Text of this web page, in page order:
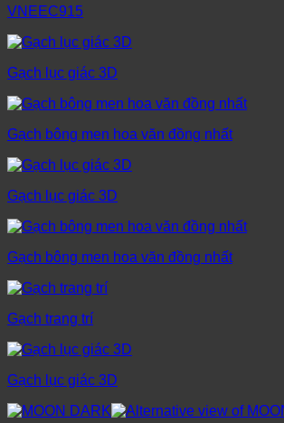
VNEEC915
Gạch lục giác 3D
Gạch bông men hoa văn đồng nhất
Gạch lục giác 3D
Gạch bông men hoa văn đồng nhất
Gạch trang trí
Gạch lục giác 3D